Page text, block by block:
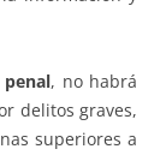
penal, no habrá
delitos graves,
superiores a